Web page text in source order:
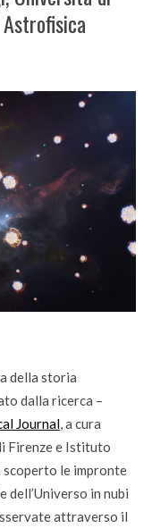
della storia
dalla ricerca –
Journal, a cura
Firenze e Istituto
scoperto le impronte
dell’Universo in nubi
attraverso il